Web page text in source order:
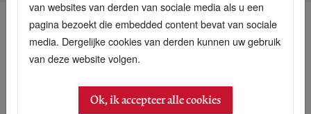
van websites van derden van sociale media als u een
pagina bezoekt die embedded content bevat van sociale
media. Dergelijke cookies van derden kunnen uw gebruik
van deze website volgen.
Ok, ik accepteer alle cookies